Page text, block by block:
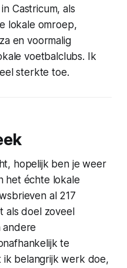
Castricum, als
lokale omroep,
en voormalig
voetbalclubs. Ik
sterkte toe.
hopelijk ben je weer
het échte lokale
al 217
als doel zoveel
andere
te
ik belangrijk werk doe,